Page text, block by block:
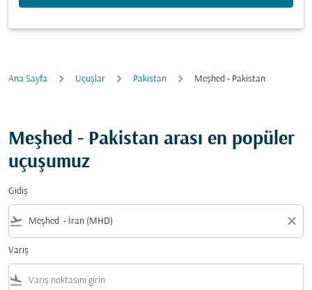
Ana Sayfa Uçuşlar Pakistan Meşhed - Pakistan
Meşhed - Pakistan arası en popüler
uçuşumuz
Gidiş
flight_takeoff close
Varış
flight_land